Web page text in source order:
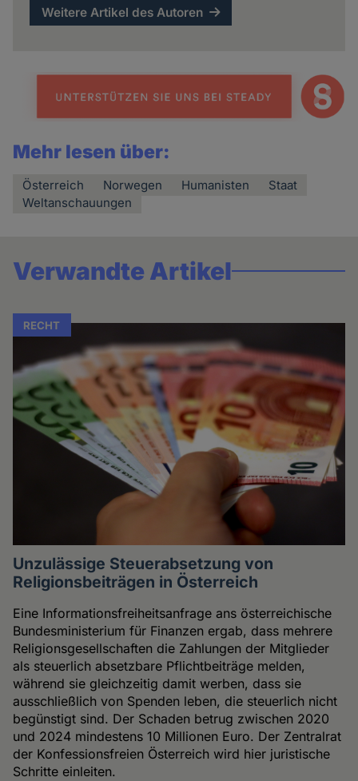
Weitere Artikel des Autoren
Mehr lesen über:
Österreich Norwegen Humanisten
Staat
Weltanschauungen
Verwandte Artikel
RECHT
Unzulässige Steuerabsetzung von
Religionsbeiträgen in Österreich
Eine Informationsfreiheitsanfrage ans österreichische
Bundesministerium für Finanzen ergab, dass mehrere
Religionsgesellschaften die Zahlungen der Mitglieder
als steuerlich absetzbare Pflichtbeiträge melden,
während sie gleichzeitig damit werben, dass sie
ausschließlich von Spenden leben, die steuerlich nicht
begünstigt sind. Der Schaden betrug zwischen 2020
und 2024 mindestens 10 Millionen Euro. Der Zentralrat
der Konfessionsfreien Österreich wird hier juristische
Schritte einleiten.